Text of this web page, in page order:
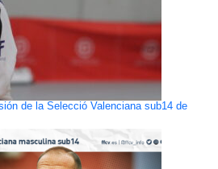
de la Selecció Valenciana sub14 de